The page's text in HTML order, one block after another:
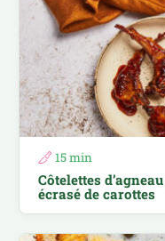
15 min
Côtelettes
écrasé de carottes